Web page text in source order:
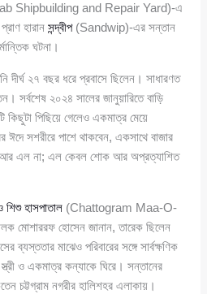
Shipbuilding and Repair Yard)-এ
হারানসন্দ্বীপ(Sandwip)-এর সন্তান
ঘটনা।
দীর্ঘ ২৭ বছর ধরে প্রবাসে ছিলেন। সাধারণত
সর্বশেষ ২০২৪ সালের জানুয়ারিতে বাড়ি
কিছুটা পিছিয়ে গেলেও একমাত্র মেয়ে
ঈদে সশরীরে পাশে থাকবেন, একসাথে বাজার
আর এল না; এল কেবল শোক আর অপ্রত্যাশিত
শিশু হাসপাতাল (Chattogram Maa-O-
মোশাররফ হোসেন জানান, তারেক ছিলেন
ব্যস্ততার মাঝেও পরিবারের সঙ্গে সার্বক্ষণিক
ও একমাত্র কন্যাকে ঘিরে। সন্তানের
চট্টগ্রাম নগরীর হালিশহর এলাকায়।